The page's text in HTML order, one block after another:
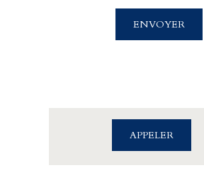
4 rue Saint Sauveur
APPELER
ENVOYER